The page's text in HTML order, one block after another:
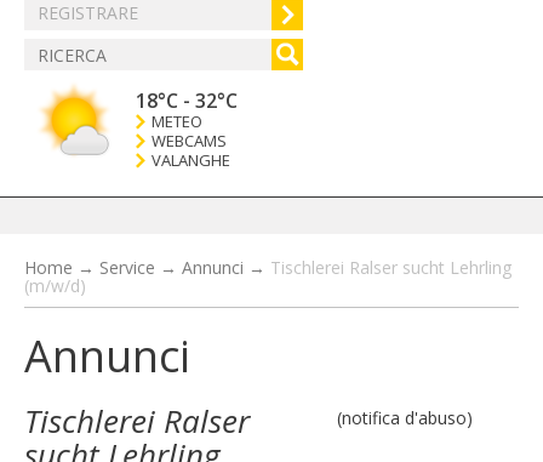
REGISTRARE
18°C - 32°C
METEO
WEBCAMS
VALANGHE
Home → Service → Annunci → Tischlerei Ralser sucht Lehrling
(m/w/d)
Annunci
Tischlerei Ralser (notifica d'abuso)